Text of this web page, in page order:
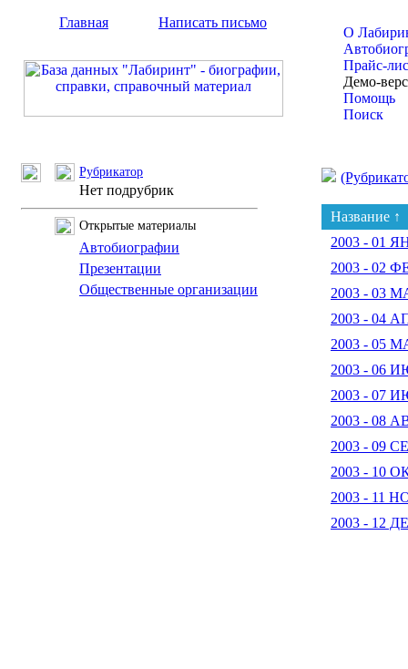
Главная Написать письмо
О
Прайс-
Демо-
Помощь
Поиск
Рубрикатор
Нет подрубрик
Открытые материалы
Автобиографии
Презентации
Общественные организации
Название ↑
2003 - 01
2003 - 02
2003 - 03
2003 - 04
2003 - 05
2003 - 06
2003 - 07
2003 - 08
2003 - 09
2003 - 10
2003 - 11
2003 - 12